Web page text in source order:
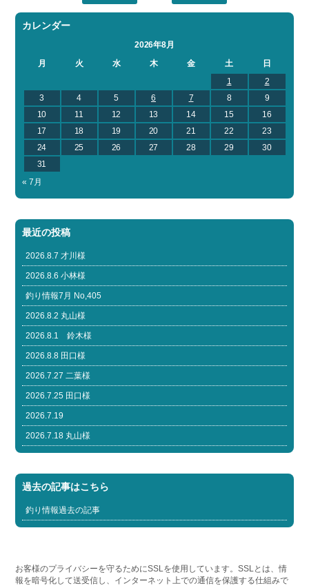
カレンダー
2026年8月
月
火 水 木 金 土
日
1
2
3
4 5 6 7 8
9
10
11 12 13 14 15
16
17
18 19 20 21 22
23
24
25 26 27 28 29
30
31
« 7月
最近の投稿
2026.8.7 才川様
2026.8.6 小林様
釣り情報7月 No,405
2026.8.2 丸山様
2026.8.1 鈴木様
2026.8.8 田口様
2026.7.27 二葉様
2026.7.25 田口様
2026.7.19
2026.7.18 丸山様
過去の記事はこちら
釣り情報過去の記事
お客様のプライバシーを守るためにSSLを使用しています。SSLとは、情
報を暗号化して送受信し、インターネット上での通信を保護する仕組みで